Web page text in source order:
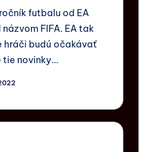
futbalu od EA
FIFA. EA tak
hráči budú očakávať
tie novinky…